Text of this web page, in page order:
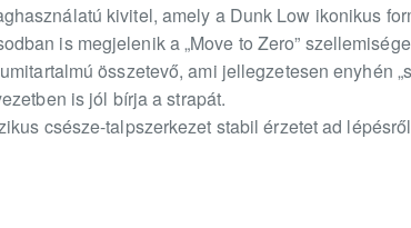
kivitel, amely a Dunk Low ikonikus
is megjelenik a „Move to Zero”
összetevő, ami jellegzetesen enyhén
is jól bírja a strapát.
csésze-talpszerkezet stabil érzetet ad